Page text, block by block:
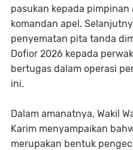
pasukan kepada pimpinan
komandan apel.
penyematan pita tanda
Dofior 2026 kepada
bertugas dalam operasi
ini.
Dalam amanatnya, Wakil
Karim menyampaikan
merupakan bentuk